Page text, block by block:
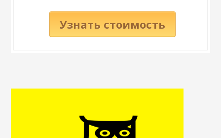
Узнать стоимость